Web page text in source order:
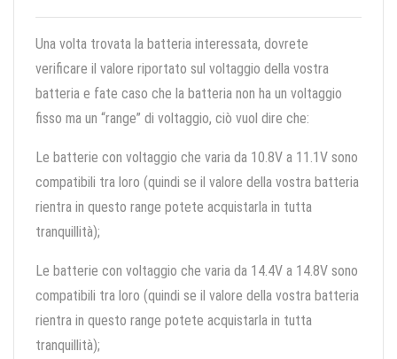
Una volta trovata la batteria interessata, dovrete
verificare il valore riportato sul voltaggio della vostra
batteria e fate caso che la batteria non ha un voltaggio
fisso ma un “range” di voltaggio, ciò vuol dire che:
Le batterie con voltaggio che varia da 10.8V a 11.1V sono
compatibili tra loro (quindi se il valore della vostra batteria
rientra in questo range potete acquistarla in tutta
tranquillità);
Le batterie con voltaggio che varia da 14.4V a 14.8V sono
compatibili tra loro (quindi se il valore della vostra batteria
rientra in questo range potete acquistarla in tutta
tranquillità);